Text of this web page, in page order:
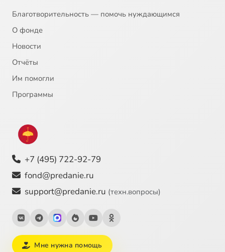
21
22
27 Иоанн Кронштадский, святой
28 Иоанн Кронштадтский (c)
29
Благотворительность — помочь нуждающимся
О фонде
Новости
Отчёты
Им помогли
Программы
+7 (495) 722-92-79
fond@predanie.ru
support@predanie.ru (техн.вопросы)
Мне нужна помощь